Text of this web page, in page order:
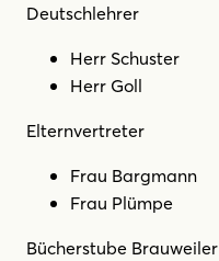
Deutschlehrer
Herr Schuster
Herr Goll
Elternvertreter
Frau Bargmann
Frau Plümpe
Bücherstube Brauweiler